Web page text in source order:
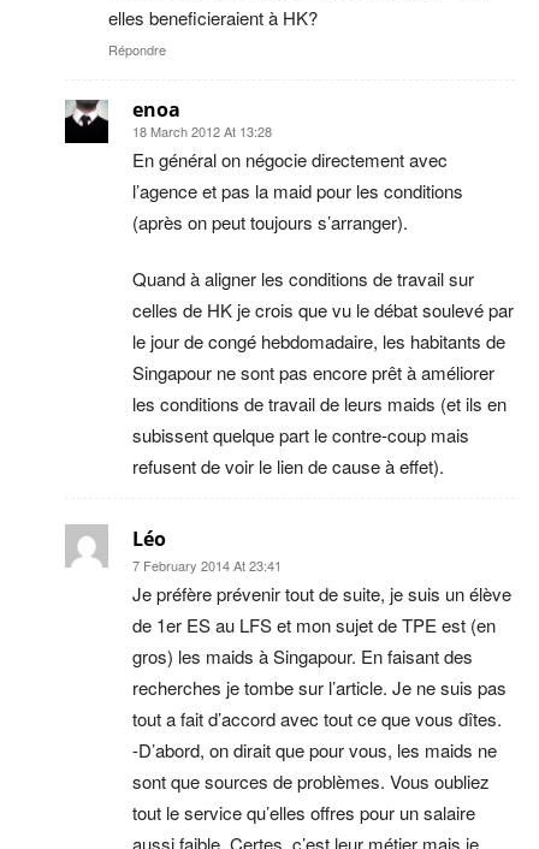
elles beneficieraient à HK?
Répondre
enoa
18 March 2012 At 13:28
En général on négocie directement avec
l’agence et pas la maid pour les conditions
(après on peut toujours s’arranger).
Quand à aligner les conditions de travail sur
celles de HK je crois que vu le débat soulevé par
le jour de congé hebdomadaire, les habitants de
Singapour ne sont pas encore prêt à améliorer
les conditions de travail de leurs maids (et ils en
subissent quelque part le contre-coup mais
refusent de voir le lien de cause à effet).
Léo
7 February 2014 At 23:41
Je préfère prévenir tout de suite, je suis un élève
de 1er ES au LFS et mon sujet de TPE est (en
gros) les maids à Singapour. En faisant des
recherches je tombe sur l’article. Je ne suis pas
tout a fait d’accord avec tout ce que vous dîtes.
-D’abord, on dirait que pour vous, les maids ne
sont que sources de problèmes. Vous oubliez
tout le service qu’elles offres pour un salaire
aussi faible. Certes, c’est leur métier mais je